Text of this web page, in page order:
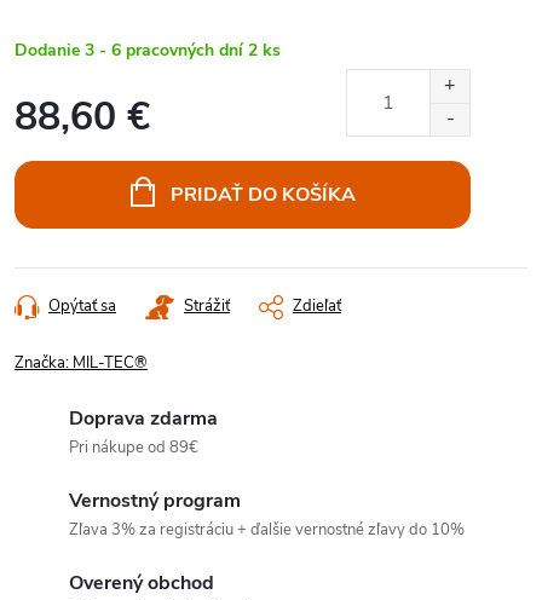
Dodanie 3 - 6 pracovných dní 2 ks
88,60 €
cena:
PRIDAŤ DO KOŠÍKA
Opýtať sa Strážiť Zdieľať
Značka: MIL-TEC®
Doprava zdarma
Pri nákupe od 89€
Vernostný program
Zľava 3% za registráciu + ďalšie vernostné zľavy do 10%
Overený obchod